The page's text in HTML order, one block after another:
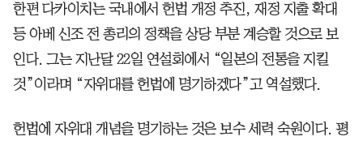
한편 다카이치는 국내에서 헌법 개정 추진, 재정 지출 확대
등 아베 신조 전 총리의 정책을 상당 부분 계승할 것으로 보
인다. 그는 지난달 22일 연설회에서 “일본의 전통을 지킬
것”이라며 “자위대를 헌법에 명기하겠다”고 역설했다.
헌법에 자위대 개념을 명기하는 것은 보수 세력 숙원이다. 평